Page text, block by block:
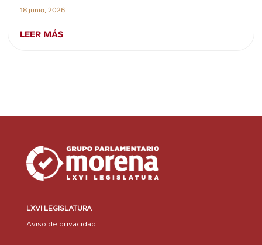
18 junio, 2026
LEER MÁS
LXVI LEGISLATURA
Aviso de privacidad